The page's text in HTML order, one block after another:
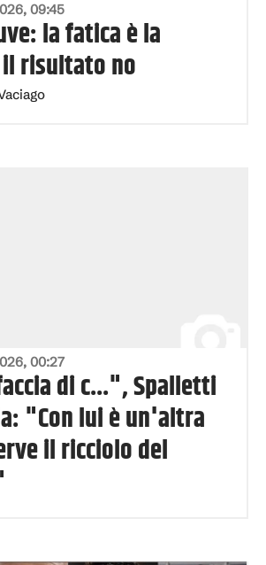
09:45
la fatica è la
risultato no
00:27
di c...", Spalletti
"Con lui è un'altra
il ricciolo del